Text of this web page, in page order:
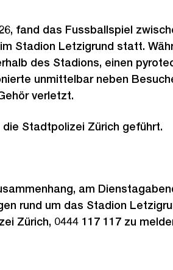
fand das Fussballspiel
Stadion Letzigrund statt.
des Stadions, einen
unmittelbar neben
verletzt.
Stadtpolizei Zürich geführt.
am
rund um das Stadion
Zürich, 0444 117 117 zu